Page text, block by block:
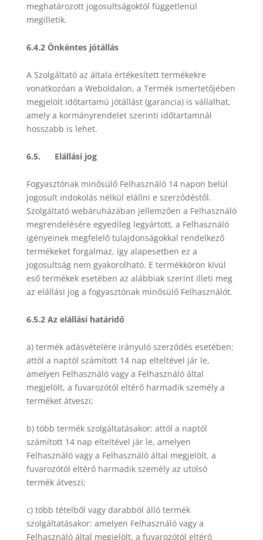
meghatározott jogosultságoktól függetlenül
megilletik.
6.4.2 Önkéntes jótállás
A Szolgáltató az általa értékesített termékekre
vonatkozóan a Weboldalon, a Termék ismertetőjében
megjelölt időtartamú jótállást (garancia) is vállalhat,
amely a kormányrendelet szerinti időtartamnál
hosszabb is lehet.
6.5. Elállási jog
Fogyasztónak minősülő Felhasználó 14 napon belül
jogosult indokolás nélkül elállni e szerződéstől.
Szolgáltató webáruházában jellemzően a Felhasználó
megrendelésére egyedileg legyártott, a Felhasználó
igényeinek megfelelő tulajdonságokkal rendelkező
termékeket forgalmaz, így alapesetben ez a
jogosultság nem gyakorolható. E termékkörön kívül
eső termékek esetében az alábbiak szerint illeti meg
az elállási jog a fogyasztónak minősülő Felhasználót.
6.5.2 Az elállási határidő
a) termék adásvételére irányuló szerződés esetében:
attól a naptól számított 14 nap elteltével jár le,
amelyen Felhasználó vagy a Felhasználó által
megjelölt, a fuvarozótól eltérő harmadik személy a
terméket átveszi;
b) több termék szolgáltatásakor: attól a naptól
számított 14 nap elteltével jár le, amelyen
Felhasználó vagy a Felhasználó által megjelölt, a
fuvarozótól eltérő harmadik személy az utolsó
termék átveszi;
c) több tételből vagy darabból álló termék
szolgáltatásakor: amelyen Felhasználó vagy a
Felhasználó által megjelölt, a fuvarozótól eltérő